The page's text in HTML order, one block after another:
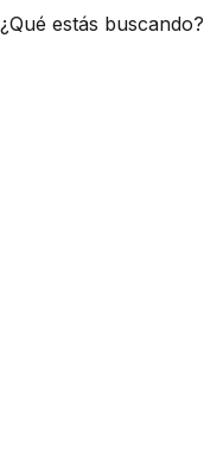
¿Qué estás buscando?